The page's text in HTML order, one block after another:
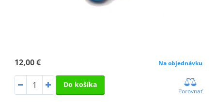
12,00 € Na objednávku
Do košíka
Porovnať